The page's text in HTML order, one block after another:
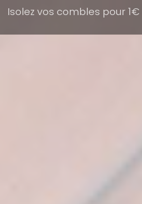
Isolez vos combles pour 1€